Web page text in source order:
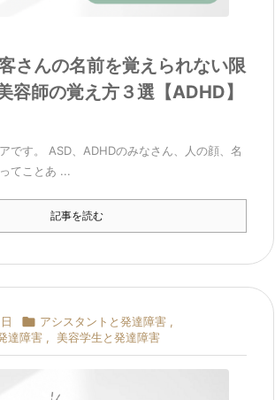
さんの名前を覚えられない限
容師の覚え方３選【ADHD】
です。 ASD、ADHDのみなさん、人の顔、名
てことあ ...
記事を読む
 アシスタントと発達障害 ,
達障害 , 美容学生と発達障害